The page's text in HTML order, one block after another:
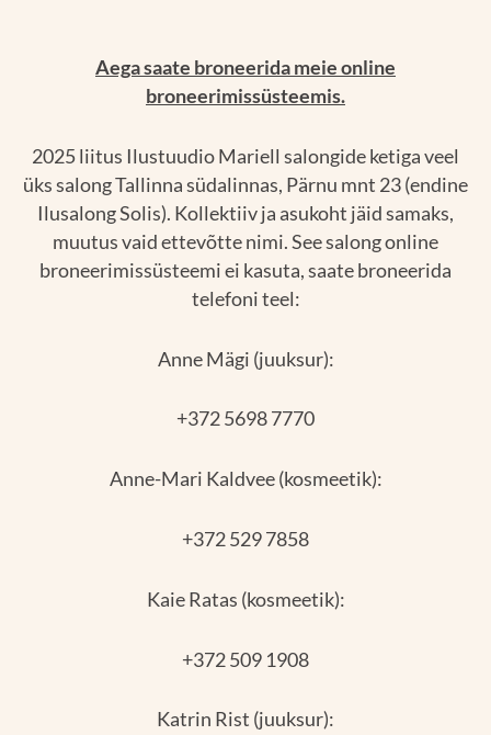
Aega saate broneerida meie online
broneerimissüsteemis.
2025 liitus Ilustuudio Mariell salongide ketiga veel
üks salong Tallinna südalinnas, Pärnu mnt 23 (endine
Ilusalong Solis). Kollektiiv ja asukoht jäid samaks,
muutus vaid ettevõtte nimi. See salong online
broneerimissüsteemi ei kasuta, saate broneerida
telefoni teel:
Anne Mägi (juuksur):
+372 5698 7770
Anne-Mari Kaldvee (kosmeetik):
+372 529 7858
Kaie Ratas (kosmeetik):
+372 509 1908
Katrin Rist (juuksur):